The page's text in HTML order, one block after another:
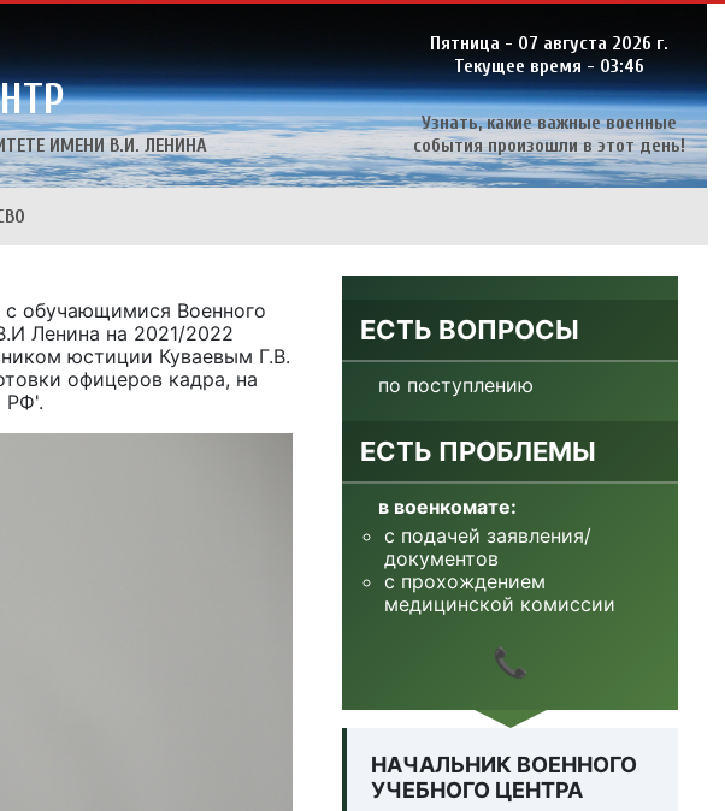
ИМЕНИ В.И. ЛЕНИНА
Пятница - 07 августа 2026 г.
Текущее время -03:46
Узнать, какие важные военные
события произошли в этот день!
с обучающимися Военного
Ленина на 2021/2022
юстиции Куваевым Г.В.
офицеров кадра, на
РФ'.
ЕСТЬ ВОПРОСЫ
по поступлению
ЕСТЬ ПРОБЛЕМЫ
в военкомате:
с подачей заявления/
документов
с прохождением
медицинской комиссии
📞
НАЧАЛЬНИК ВОЕННОГО
УЧЕБНОГО ЦЕНТРА